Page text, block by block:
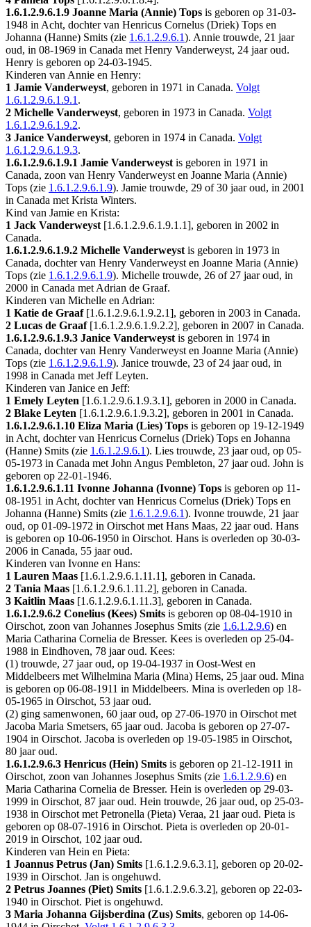
1.6.1.2.9.6.1.9 Joanne Maria (Annie) Tops is geboren op 31-03-
1948 in Acht, dochter van Henricus Cornelus (Driek) Tops en
Johanna (Hanne) Smits (zie 1.6.1.2.9.6.1). Annie trouwde, 21 jaar
oud, in 08-1969 in Canada met Henry Vanderweyst, 24 jaar oud.
Henry is geboren op 24-03-1945.
Kinderen van Annie en Henry:
1 Jamie Vanderweyst, geboren in 1971 in Canada. Volgt
1.6.1.2.9.6.1.9.1 .
2 Michelle Vanderweyst, geboren in 1973 in Canada. Volgt
1.6.1.2.9.6.1.9.2.
3 Janice Vanderweyst, geboren in 1974 in Canada. Volgt
1.6.1.2.9.6.1.9.3.
1.6.1.2.9.6.1.9.1 Jamie Vanderweyst is geboren in 1971 in
Canada, zoon van Henry Vanderweyst en Joanne Maria (Annie)
Tops (zie 1.6.1.2.9.6.1.9). Jamie trouwde, 29 of 30 jaar oud, in 2001
in Canada met Krista Winters.
Kind van Jamie en Krista:
1 Jack Vanderweyst [1.6.1.2.9.6.1.9.1.1], geboren in 2002 in
Canada.
1.6.1.2.9.6.1.9.2 Michelle Vanderweyst is geboren in 1973 in
Canada, dochter van Henry Vanderweyst en Joanne Maria (Annie)
Tops (zie 1.6.1.2.9.6.1.9). Michelle trouwde, 26 of 27 jaar oud, in
2000 in Canada met Adrian de Graaf.
Kinderen van Michelle en Adrian:
1 Katie de Graaf[1.6.1.2.9.6.1.9.2.1], geboren in 2003 in Canada.
2 Lucas de Graaf[1.6.1.2.9.6.1.9.2.2], geboren in 2007 in Canada.
1.6.1.2.9.6.1.9.3 Janice Vanderweyst is geboren in 1974 in
Canada, dochter van Henry Vanderweyst en Joanne Maria (Annie)
Tops (zie 1.6.1.2.9.6.1.9). Janice trouwde, 23 of 24 jaar oud, in
1998 in Canada met Jeff Leyten.
Kinderen van Janice en Jeff:
1 Emely Leyten [1.6.1.2.9.6.1.9.3.1], geboren in 2000 in Canada.
2 Blake Leyten [1.6.1.2.9.6.1.9.3.2], geboren in 2001 in Canada.
1.6.1.2.9.6.1.10 Eliza Maria (Lies) Tops is geboren op 19-12-1949
in Acht, dochter van Henricus Cornelus (Driek) Tops en Johanna
(Hanne) Smits (zie 1.6.1.2.9.6.1). Lies trouwde, 23 jaar oud, op 05-
05-1973 in Canada met John Angus Pembleton, 27 jaar oud. John is
geboren op 22-01-1946.
1.6.1.2.9.6.1.11 Ivonne Johanna (Ivonne) Tops is geboren op 11-
08-1951 in Acht, dochter van Henricus Cornelus (Driek) Tops en
Johanna (Hanne) Smits (zie 1.6.1.2.9.6.1). Ivonne trouwde, 21 jaar
oud, op 01-09-1972 in Oirschot met Hans Maas, 22 jaar oud. Hans
is geboren op 10-06-1950 in Oirschot. Hans is overleden op 30-03-
2006 in Canada, 55 jaar oud.
Kinderen van Ivonne en Hans:
1 Lauren Maas [1.6.1.2.9.6.1.11.1], geboren in Canada.
2 Tania Maas [1.6.1.2.9.6.1.11.2], geboren in Canada.
3 Kaitlin Maas [1.6.1.2.9.6.1.11.3], geboren in Canada.
1.6.1.2.9.6.2 Conelius (Kees) Smits is geboren op 08-04-1910 in
Oirschot, zoon van Johannes Josephus Smits (zie 1.6.1.2.9.6) en
Maria Catharina Cornelia de Bresser. Kees is overleden op 25-04-
1988 in Eindhoven, 78 jaar oud. Kees:
(1) trouwde, 27 jaar oud, op 19-04-1937 in Oost-West en
Middelbeers met Wilhelmina Maria (Mina) Hems, 25 jaar oud. Mina
is geboren op 06-08-1911 in Middelbeers. Mina is overleden op 18-
05-1965 in Oirschot, 53 jaar oud.
(2) ging samenwonen, 60 jaar oud, op 27-06-1970 in Oirschot met
Jacoba Maria Smetsers, 65 jaar oud. Jacoba is geboren op 27-07-
1904 in Oirschot. Jacoba is overleden op 19-05-1985 in Oirschot,
80 jaar oud.
1.6.1.2.9.6.3 Henricus (Hein) Smits is geboren op 21-12-1911 in
Oirschot, zoon van Johannes Josephus Smits (zie 1.6.1.2.9.6) en
Maria Catharina Cornelia de Bresser. Hein is overleden op 29-03-
1999 in Oirschot, 87 jaar oud. Hein trouwde, 26 jaar oud, op 25-03-
1938 in Oirschot met Petronella (Pieta) Veraa, 21 jaar oud. Pieta is
geboren op 08-07-1916 in Oirschot. Pieta is overleden op 20-01-
2019 in Oirschot, 102 jaar oud.
Kinderen van Hein en Pieta:
1 Joannus Petrus (Jan) Smits [1.6.1.2.9.6.3.1], geboren op 20-02-
1939 in Oirschot. Jan is ongehuwd.
2 Petrus Joannes (Piet) Smits [1.6.1.2.9.6.3.2], geboren op 22-03-
1940 in Oirschot. Piet is ongehuwd.
3 Maria Johanna Gijsberdina (Zus) Smits, geboren op 14-06-